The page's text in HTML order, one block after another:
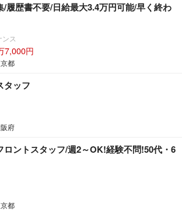
履歴書不要/日給最大3.4万円可能/早く終わ
ス
7,000円
都
タッフ
府
ロントスタッフ/週2～OK!経験不問!50代・6
都